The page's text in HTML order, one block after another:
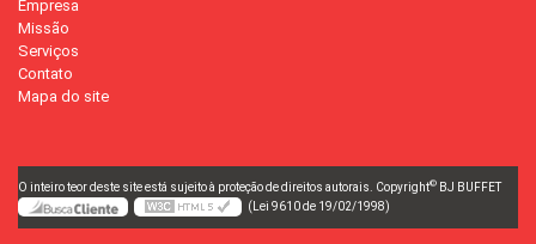
Empresa
Missão
Serviços
Contato
Mapa do site
O inteiro teor deste site está sujeito à proteção de direitos autorais. Copyright© BJ BUFFET
(Lei 9610 de 19/02/1998)